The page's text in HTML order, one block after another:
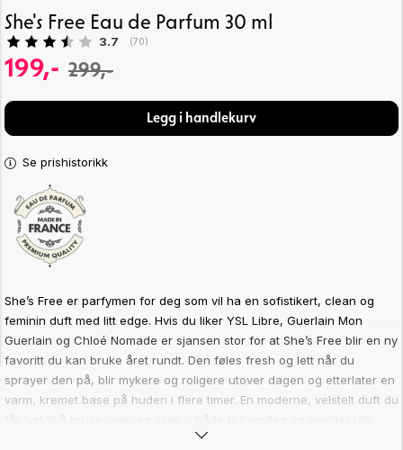
She's Free Eau de Parfum 30 ml
Gjennomsnittskarakter:
3.7 (stemmer:
70)
199,- 299,-
Legg i handlekurv
Se prishistorikk
She’s Free er parfymen for deg som vil ha en sofistikert, clean og
feminin duft med litt edge. Hvis du liker YSL Libre, Guerlain Mon
Guerlain og Chloé Nomade er sjansen stor for at She’s Free blir en ny
favoritt du kan bruke året rundt. Den føles fresh og lett når du
sprayer den på, blir mykere og roligere utover dagen og etterlater en
varm, kremet base på huden i flere timer. En moderne, velstelt duft du